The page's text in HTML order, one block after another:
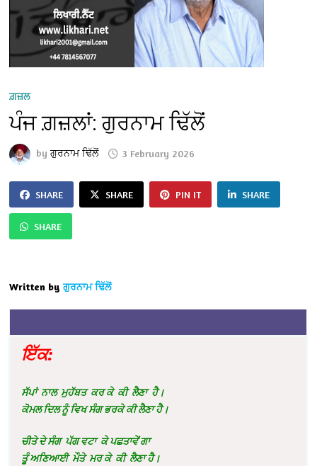
ਗ਼ਜ਼ਲ
ਪੰਜ ਗ਼ਜ਼ਲਾਂ: ਗੁਰਨਾਮ ਢਿੱਲੋਂ
byਗੁਰਨਾਮ ਢਿੱਲੋਂ 3 February 2026
SHARE SHARE PIN IT SHARE
SHARE
Written by ਗੁਰਨਾਮ ਢਿੱਲੋਂ
ਇੱਕ:
ਸੱਪਾਂ ਨਾਲ ਮੁਹੱਬਤ ਕਰ ਕੇ ਕੀ ਲੈਣਾ ਹੈ।
ਕੋਮਲ ਦਿਲ ਨੂੰ ਵਿਖ ਸੰਗ ਭਰਕੇ ਕੀ ਲੈਣਾ ਹੈ।
ਚੀਤੇ ਦੇ ਸੰਗ ਪੱਗ ਵਟਾ ਕੇ ਪਛਤਾਵੇਂ ਗਾ
ਤੂੰ ਅਣਿਆਈ ਮੌਤੇ ਮਰ ਕੇ ਕੀ ਲੈਣਾ ਹੈ।